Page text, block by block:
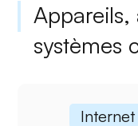
systèmes
Internet